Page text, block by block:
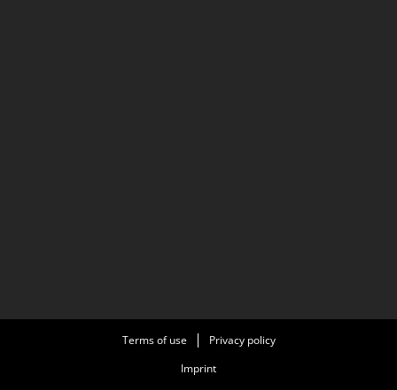
Terms of use
Privacy policy
Imprint